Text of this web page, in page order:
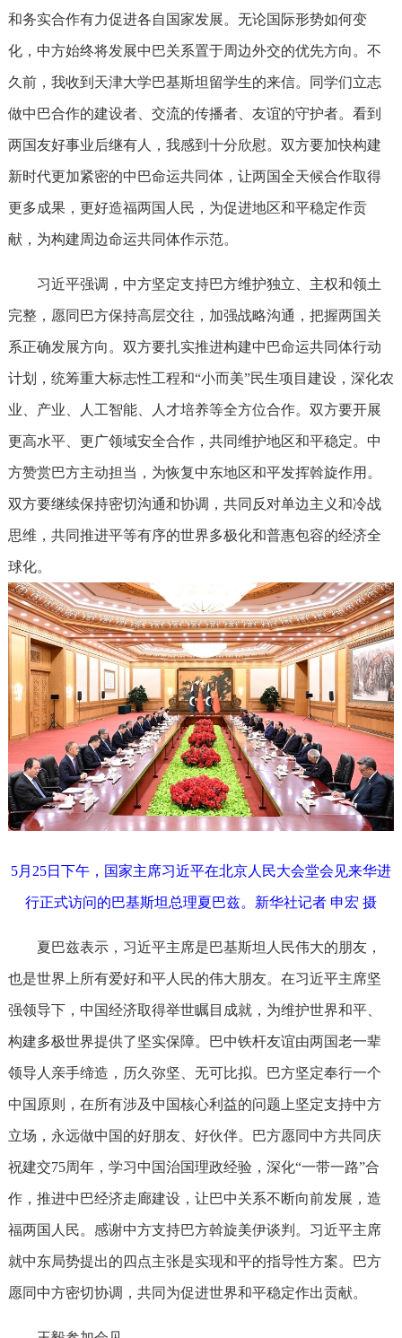
和务实合作有力促进各自国家发展。无论国际形势如何变
化，中方始终将发展中巴关系置于周边外交的优先方向。不
久前，我收到天津大学巴基斯坦留学生的来信。同学们立志
做中巴合作的建设者、交流的传播者、友谊的守护者。看到
两国友好事业后继有人，我感到十分欣慰。双方要加快构建
新时代更加紧密的中巴命运共同体，让两国全天候合作取得
更多成果，更好造福两国人民，为促进地区和平稳定作贡
献，为构建周边命运共同体作示范。
习近平强调，中方坚定支持巴方维护独立、主权和领土
完整，愿同巴方保持高层交往，加强战略沟通，把握两国关
系正确发展方向。双方要扎实推进构建中巴命运共同体行动
计划，统筹重大标志性工程和“小而美”民生项目建设，深化农
业、产业、人工智能、人才培养等全方位合作。双方要开展
更高水平、更广领域安全合作，共同维护地区和平稳定。中
方赞赏巴方主动担当，为恢复中东地区和平发挥斡旋作用。
双方要继续保持密切沟通和协调，共同反对单边主义和冷战
思维，共同推进平等有序的世界多极化和普惠包容的经济全
球化。
5月25日下午，国家主席习近平在北京人民大会堂会见来华进
行正式访问的巴基斯坦总理夏巴兹。新华社记者 申宏 摄
夏巴兹表示，习近平主席是巴基斯坦人民伟大的朋友，
也是世界上所有爱好和平人民的伟大朋友。在习近平主席坚
强领导下，中国经济取得举世瞩目成就，为维护世界和平、
构建多极世界提供了坚实保障。巴中铁杆友谊由两国老一辈
领导人亲手缔造，历久弥坚、无可比拟。巴方坚定奉行一个
中国原则，在所有涉及中国核心利益的问题上坚定支持中方
立场，永远做中国的好朋友、好伙伴。巴方愿同中方共同庆
祝建交75周年，学习中国治国理政经验，深化“一带一路”合
作，推进中巴经济走廊建设，让巴中关系不断向前发展，造
福两国人民。感谢中方支持巴方斡旋美伊谈判。习近平主席
就中东局势提出的四点主张是实现和平的指导性方案。巴方
愿同中方密切协调，共同为促进世界和平稳定作出贡献。